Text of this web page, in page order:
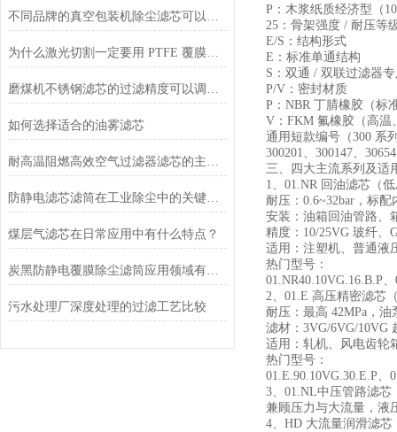
不同品牌的真空包装机除尘滤芯可以通用吗？
为什么激光切割一定要用 PTFE 覆膜安满能除尘滤筒？
磨煤机不锈钢滤芯的过滤精度可以调节吗？
如何选择适合的油雾滤芯
耐高温阻燃高效空气过滤器滤芯的主要功能
防静电滤芯滤筒在工业除尘中的关键作用
煤层气滤芯在日常应用中有什么特点？
炭黑防静电覆膜除尘滤筒应用领域有哪些
污水处理厂深度处理的过滤工艺比较
P：木浆纸质经济型（
25：骨架强度 / 耐压等
E/S：结构形式
E：标准单通结构
S：双通 / 双联过滤器
P/V：密封材质
P：NBR 丁腈橡胶（标
V：FKM 氟橡胶（高温
通用短款编号（300 系
300201、300147、
三、四大主流系列及适
1、01.NR 回油滤芯（
耐压：0.6~32bar，标配
安装：油箱回油管路、
精度：10/25VG 玻纤、
适用：注塑机、普通液
热门型号：
01.NR40.10VG.16.B.P
2、01.E 高压精密滤芯
耐压：最高 42MPa，
滤材：3VG/6VG/10VG
适用：轧机、风电齿轮
热门型号：
01.E.90.10VG.30.E.P、
3、01.NL中压管路滤芯
兼顾压力与大流量，液
4、HD 大流量润滑滤